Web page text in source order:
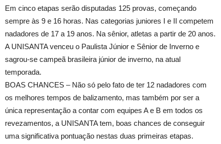
Em cinco etapas serão disputadas 125 provas, começando
sempre às 9 e 16 horas. Nas categorias juniores I e II competem
nadadores de 17 a 19 anos. Na sênior, atletas a partir de 20 anos.
A UNISANTA venceu o Paulista Júnior e Sênior de Inverno e
sagrou-se campeã brasileira júnior de inverno, na atual
temporada.
BOAS CHANCES – Não só pelo fato de ter 12 nadadores com
os melhores tempos de balizamento, mas também por ser a
única representação a contar com equipes A e B em todos os
revezamentos, a UNISANTA tem, boas chances de conseguir
uma significativa pontuação nestas duas primeiras etapas.